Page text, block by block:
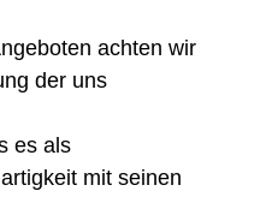
achten wir
der uns
es als
mit seinen